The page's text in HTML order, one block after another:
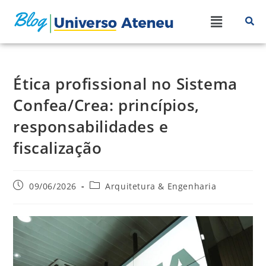
Ética profissional no Sistema
Confea/Crea: princípios,
responsabilidades e
fiscalização
09/06/2026 Arquitetura & Engenharia